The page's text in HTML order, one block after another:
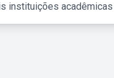
instituições acadêmicas